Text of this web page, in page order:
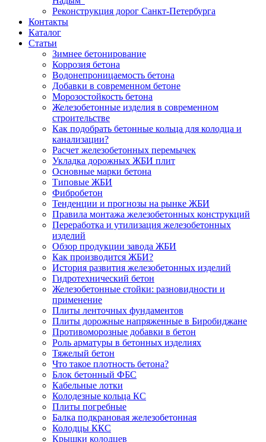
Реконструкция дорог Санкт-Петербурга
Контакты
Каталог
Статьи
Зимнее бетонирование
Коррозия бетона
Водонепроницаемость бетона
Добавки в современном бетоне
Морозостойкость бетона
Железобетонные изделия в современном
строительстве
Как подобрать бетонные кольца для колодца и
канализации?
Расчет железобетонных перемычек
Укладка дорожных ЖБИ плит
Основные марки бетона
Типовые ЖБИ
Фибробетон
Тенденции и прогнозы на рынке ЖБИ
Правила монтажа железобетонных конструкций
Переработка и утилизация железобетонных
изделий
Обзор продукции завода ЖБИ
Как производится ЖБИ?
История развития железобетонных изделий
Гидротехнический бетон
Железобетонные стойки: разновидности и
применение
Плиты ленточных фундаментов
Плиты дорожные напряженные в Биробиджане
Противоморозные добавки в бетон
Роль арматуры в бетонных изделиях
Тяжелый бетон
Что такое плотность бетона?
Блок бетонный ФБС
Кабельные лотки
Колодезные кольца КС
Плиты погребные
Балка подкрановая железобетонная
Колодцы ККС
Крышки колодцев